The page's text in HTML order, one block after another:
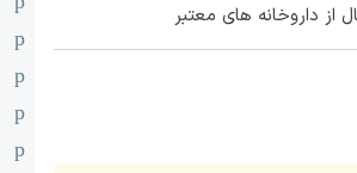
از داروخانه های معتبر